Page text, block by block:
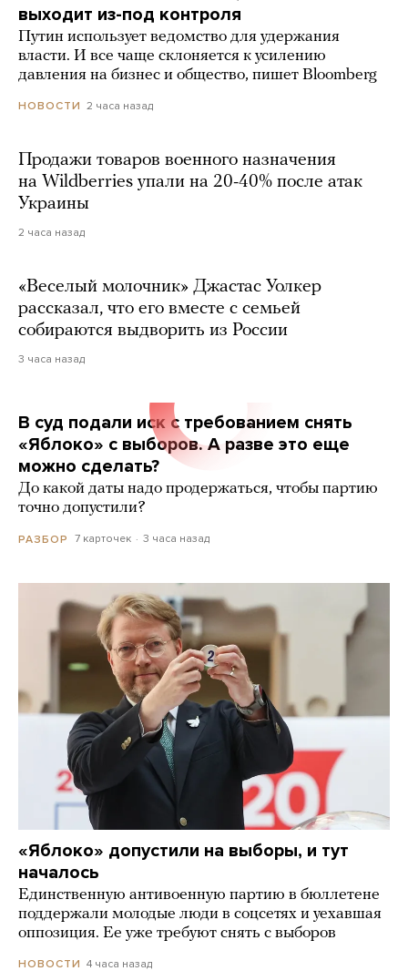
выходит из-под контроля
Путин использует ведомство для удержания
власти. И все чаще склоняется к усилению
давления на бизнес и общество, пишет Bloomberg
НОВОСТИ 2 часа назад
Продажи товаров военного назначения
на Wildberries упали на 20-40% после атак
Украины
2 часа назад
«Веселый молочник» Джастас Уолкер
рассказал, что его вместе с семьей
собираются выдворить из России
3 часа назад
В суд подали иск с требованием снять
«Яблоко» с выборов. А разве это еще
можно сделать?
До какой даты надо продержаться, чтобы партию
точно допустили?
РАЗБОР 7 карточек 3 часа назад
«Яблоко» допустили на выборы, и тут
началось
Единственную антивоенную партию в бюллетене
поддержали молодые люди в соцсетях и уехавшая
оппозиция. Ее уже требуют снять с выборов
НОВОСТИ 4 часа назад